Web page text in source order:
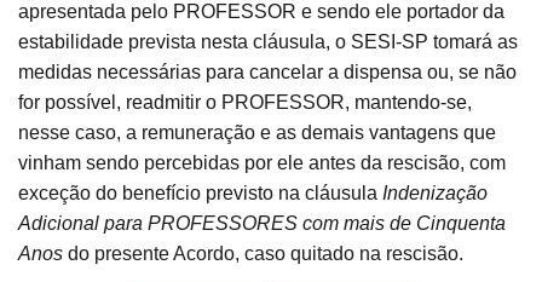
apresentada pelo PROFESSOR e sendo ele portador da
estabilidade prevista nesta cláusula, o SESI-SP tomará as
medidas necessárias para cancelar a dispensa ou, se não
for possível, readmitir o PROFESSOR, mantendo-se,
nesse caso, a remuneração e as demais vantagens que
vinham sendo percebidas por ele antes da rescisão, com
exceção do benefício previsto na cláusula Indenização
Adicional para PROFESSORES com mais de Cinquenta
Anos do presente Acordo, caso quitado na rescisão.